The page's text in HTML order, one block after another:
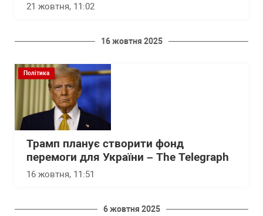
21 жовтня, 11:02
16 жовтня 2025
Політика
Трамп планує створити фонд
перемоги для України – The Telegraph
16 жовтня, 11:51
6 жовтня 2025